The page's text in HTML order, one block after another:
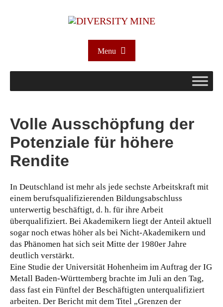
Menu
Volle Ausschöpfung der
Potenziale für höhere
Rendite
In Deutschland ist mehr als jede sechste Arbeitskraft mit
einem berufsqualifizierenden Bildungsabschluss
unterwertig beschäftigt, d. h. für ihre Arbeit
überqualifiziert. Bei Akademikern liegt der Anteil aktuell
sogar noch etwas höher als bei Nicht-Akademikern und
das Phänomen hat sich seit Mitte der 1980er Jahre
deutlich verstärkt.
Eine Studie der Universität Hohenheim im Auftrag der IG
Metall Baden-Württemberg brachte im Juli an den Tag,
dass fast ein Fünftel der Beschäftigten unterqualifiziert
arbeiten. Der Bericht mit dem Titel „Grenzen der